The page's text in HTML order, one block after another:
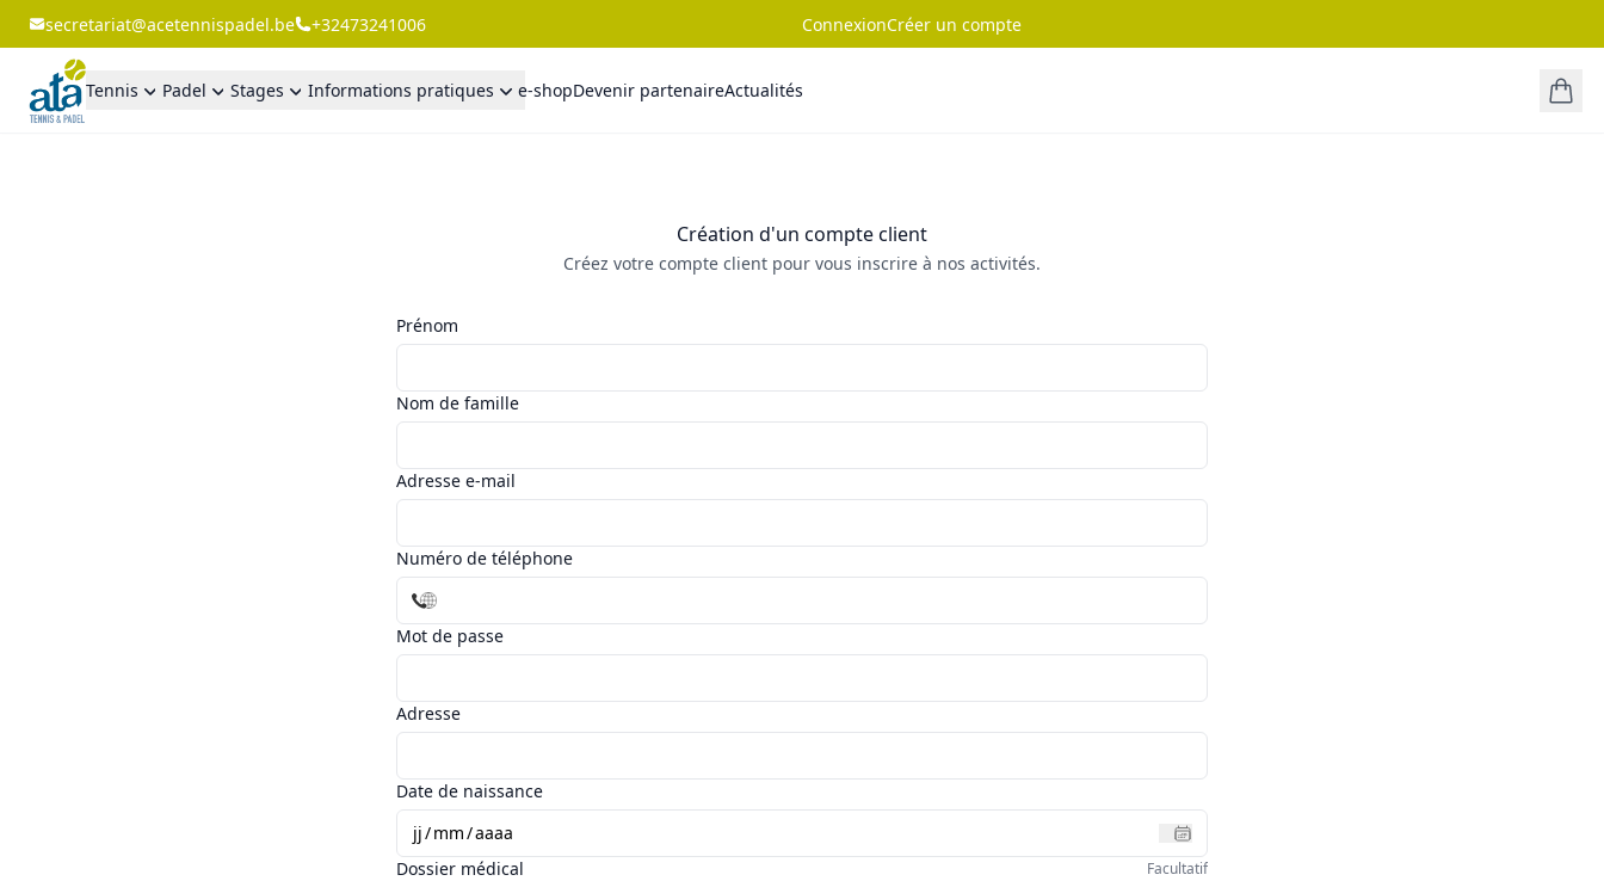
secretariat@acetennispadel.be +32473241006 ConnexionCréer un compte
Tennis Padel Stages Informations pratiques e-shopDevenir partenaireActualités
Création d'un compte client
Créez votre compte client pour vous inscrire à nos activités.
Prénom
Nom de famille
Adresse e-mail
Numéro de téléphone
Mot de passe
Adresse
Date de naissance
jj/mm/aaaa
Dossier médical
Facultatif